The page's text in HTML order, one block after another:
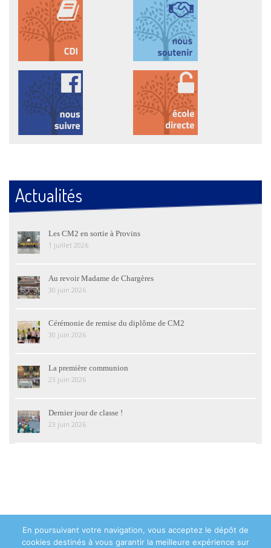
Actualités
Les CM2 en sortie à Provins
1 juillet 2026
Au revoir Madame de Chargères
30 juin 2026
Cérémonie de remise du diplôme de CM2
30 juin 2026
La première communion
23 juin 2026
Dernier jour de classe !
23 juin 2026
© 2018 Institution Sainte Geneviève Asnières-sur-Seine - 48 avenue de
En poursuivant votre navigation, vous acceptez le dépôt de
cookies destinés à vous garantir la meilleure expérience sur